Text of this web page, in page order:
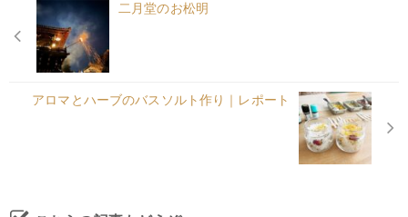
二月堂のお松明
アロマとハーブのバスソルト作り｜レポート